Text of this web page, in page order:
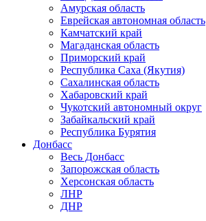
Амурская область
Еврейская автономная область
Камчатский край
Магаданская область
Приморский край
Республика Саха (Якутия)
Сахалинская область
Хабаровский край
Чукотский автономный округ
Забайкальский край
Республика Бурятия
Донбасс
Весь Донбасс
Запорожская область
Херсонская область
ЛНР
ДНР